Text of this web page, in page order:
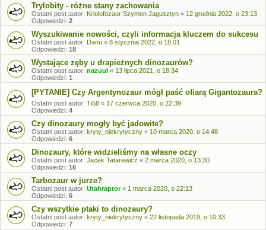
Trylobity - różne stany zachowania
Ostatni post autor: Kriolofozaur Szymon Jagusztyn « 12 grudnia 2022, o 23:13
Odpowiedzi: 2
Wyszukiwanie nowości, czyli informacja kluczem do sukcesu
Ostatni post autor: Danu « 8 stycznia 2022, o 18:01
Odpowiedzi: 18
Wystające zęby u drapieżnych dinozaurów?
Ostatni post autor: nazuul « 13 lipca 2021, o 18:34
Odpowiedzi: 1
[PYTANIE] Czy Argentynozaur mógł paść ofiarą Gigantozaura?
Ostatni post autor: Ti58 « 17 czerwca 2020, o 22:39
Odpowiedzi: 4
Czy dinozaury mogły być jadowite?
Ostatni post autor: kryty_niekrytyczny « 10 marca 2020, o 14:48
Odpowiedzi: 6
Dinozaury, które widzieliśmy na własne oczy
Ostatni post autor: Jacek Tatarewicz « 2 marca 2020, o 13:30
Odpowiedzi: 16
Tarbozaur w jurze?
Ostatni post autor: Utahraptor« 1 marca 2020, o 22:13
Odpowiedzi: 6
Czy wszytkie ptaki to dinozaury?
Ostatni post autor: kryty_niekrytyczny « 22 listopada 2019, o 10:33
Odpowiedzi: 7